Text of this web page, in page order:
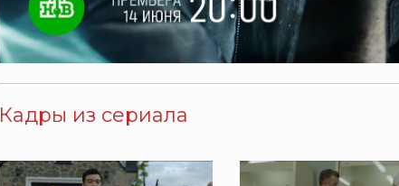
Кадры из сериала